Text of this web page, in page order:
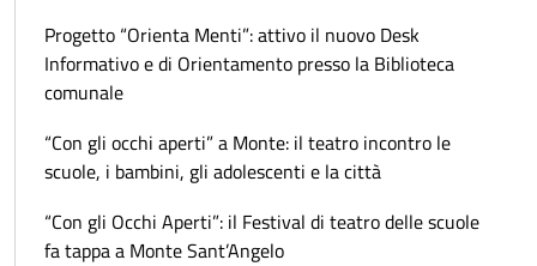
Progetto “Orienta Menti”: attivo il nuovo Desk
Informativo e di Orientamento presso la Biblioteca
comunale
“Con gli occhi aperti” a Monte: il teatro incontro le
scuole, i bambini, gli adolescenti e la città
“Con gli Occhi Aperti”: il Festival di teatro delle scuole
fa tappa a Monte Sant’Angelo